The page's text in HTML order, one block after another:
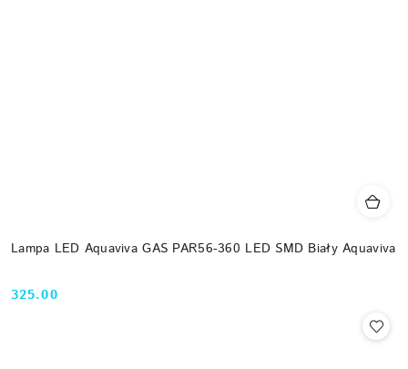
Lampa LED Aquaviva GAS PAR56-360 LED SMD Biały Aquaviva
Cena:
325.00